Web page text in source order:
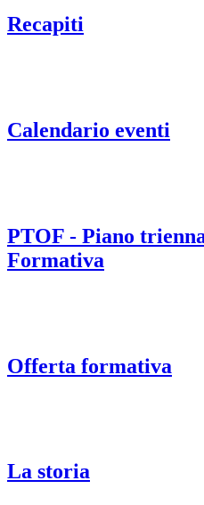
Recapiti
Calendario eventi
PTOF - Piano
Formativa
Offerta formativa
La storia